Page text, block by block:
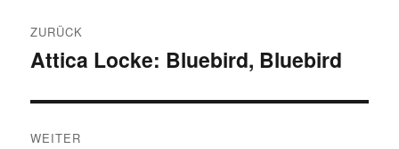
ZURÜCK
Vorheriger
Attica Locke: Bluebird, Bluebird
WEITER